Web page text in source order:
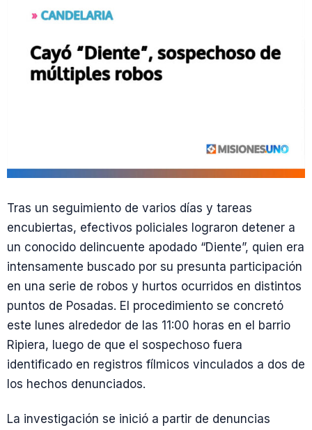
Tras un seguimiento de varios días y tareas
encubiertas, efectivos policiales lograron detener a
un conocido delincuente apodado “Diente”, quien era
intensamente buscado por su presunta participación
en una serie de robos y hurtos ocurridos en distintos
puntos de Posadas. El procedimiento se concretó
este lunes alrededor de las 11:00 horas en el barrio
Ripiera, luego de que el sospechoso fuera
identificado en registros fílmicos vinculados a dos de
los hechos denunciados.
La investigación se inició a partir de denuncias